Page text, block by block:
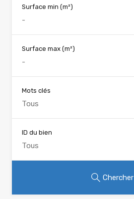
Surface min (m²)
Surface max (m²)
Mots clés
ID du bien
Chercher